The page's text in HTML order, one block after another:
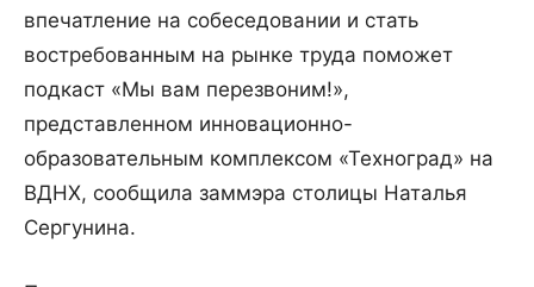
впечатление на собеседовании и стать
востребованным на рынке труда поможет
подкаст «Мы вам перезвоним!»,
представленном инновационно-
образовательным комплексом «Техноград» на
ВДНХ, сообщила заммэра столицы Наталья
Сергунина.